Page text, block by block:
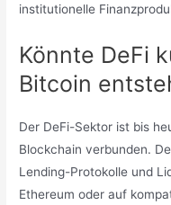
institutionelle
Könnte DeFi
Bitcoin
Der DeFi-Sektor ist bis
Blockchain verbunden.
Lending-Protokolle und
Ethereum oder auf